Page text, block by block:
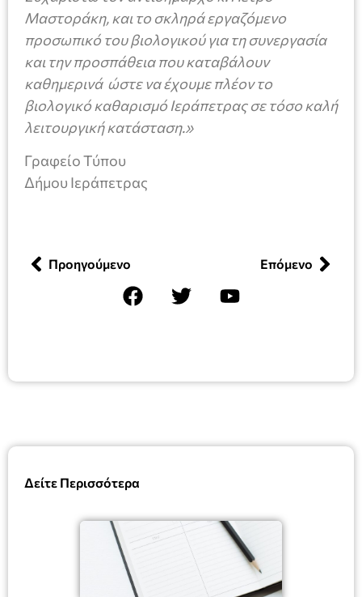
Δείτε Περισσότερα
Μαστοράκη, και το σκληρά εργαζόμενο
προσωπικό του βιολογικού για τη συνεργασία
και την προσπάθεια που καταβάλουν
καθημερινά ώστε να έχουμε πλέον το
βιολογικό καθαρισμό Ιεράπετρας σε τόσο καλή
λειτουργική κατάσταση.»
Γραφείο Τύπου
Δήμου Ιεράπετρας
Προηγούμενο Επόμενο